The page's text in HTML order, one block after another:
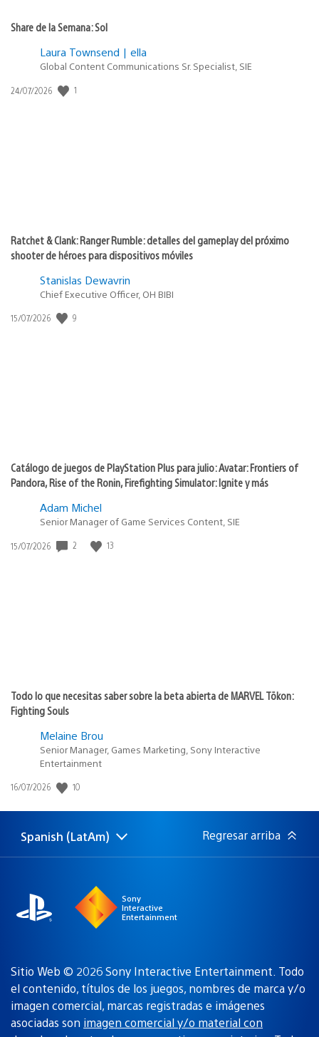
Share de la Semana: Sol
Laura Townsend | ella
Global Content Communications Sr. Specialist, SIE
Fecha
24/07/2026 1
Ratchet & Clank: Ranger Rumble: detalles del gameplay del próximo
shooter de héroes para dispositivos móviles
Stanislas Dewavrin
Chief Executive Officer, OH BIBI
Fecha
15/07/2026 9
Catálogo de juegos de PlayStation Plus para julio: Avatar: Frontiers of
Pandora, Rise of the Ronin, Firefighting Simulator: Ignite y más
Adam Michel
Senior Manager of Game Services Content, SIE
Fecha
15/07/2026 2 13
Todo lo que necesitas saber sobre la beta abierta de MARVEL Tōkon:
Fighting Souls
Melaine Brou
Senior Manager, Games Marketing, Sony Interactive
Entertainment
Fecha
publicación:
16/07/2026 10
Elige
Región
Spanish (LatAm) Regresar arriba
Sony
Interactive
Entertainment
Sitio Web © 2026 Sony Interactive Entertainment. Todo
el contenido, títulos de los juegos, nombres de marca y/o
imagen comercial, marcas registradas e imágenes
asociadas son imagen comercial y/o material con